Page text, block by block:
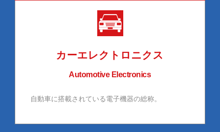
カーエレクトロニクス
Automotive Electronics
自動車に搭載されている電子機器の総称。